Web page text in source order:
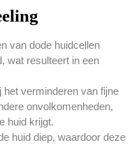
van dode huidcellen
wat resulteert in een
het verminderen van fijne
onvolkomenheden,
huid krijgt.
huid diep, waardoor deze